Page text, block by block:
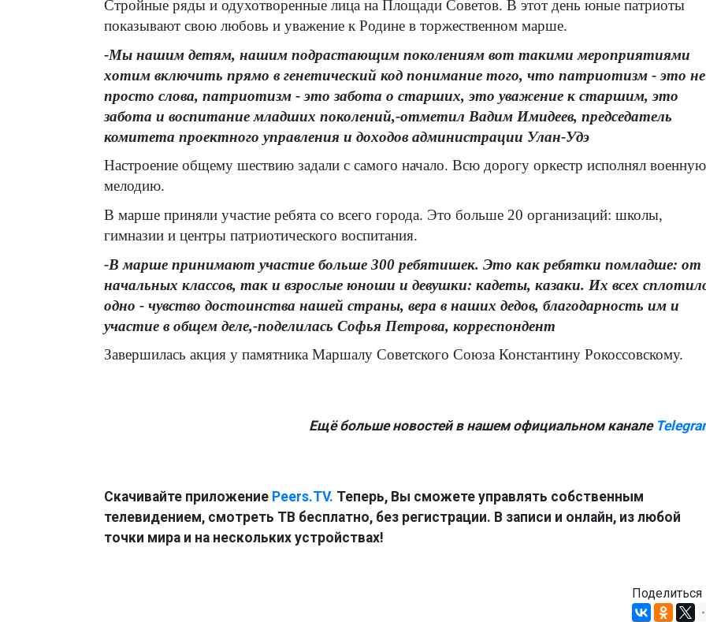
Стройные ряды и одухотворенные лица на Площади Советов. В этот день юные патриоты
показывают свою любовь и уважение к Родине в торжественном марше.
-Мы нашим детям, нашим подрастающим поколениям вот такими мероприятиями
хотим включить прямо в генетический код понимание того, что патриотизм - это не
просто слова, патриотизм - это забота о старших, это уважение к старшим, это
забота и воспитание младших поколений,-отметил Вадим Имидеев, председатель
комитета проектного управления и доходов администрации Улан-Удэ
Настроение общему шествию задали с самого начало. Всю дорогу оркестр исполнял военную
мелодию.
В марше приняли участие ребята со всего города. Это больше 20 организаций: школы,
гимназии и центры патриотического воспитания.
-В марше принимают участие больше 300 ребятишек. Это как ребятки помладше: от
начальных классов, так и взрослые юноши и девушки: кадеты, казаки. Их всех
одно - чувство достоинства нашей страны, вера в наших дедов, благодарность им и
участие в общем деле,-поделилась Софья Петрова, корреспондент
Завершилась акция у памятника Маршалу Советского Союза Константину Рокоссовскому.
Ещё больше новостей в нашем официальном канале
Скачивайте приложение Peers.TV. Теперь, Вы сможете управлять собственным
телевидением, смотреть ТВ бесплатно, без регистрации. В записи и онлайн, из любой
точки мира и на нескольких устройствах!
Поделиться